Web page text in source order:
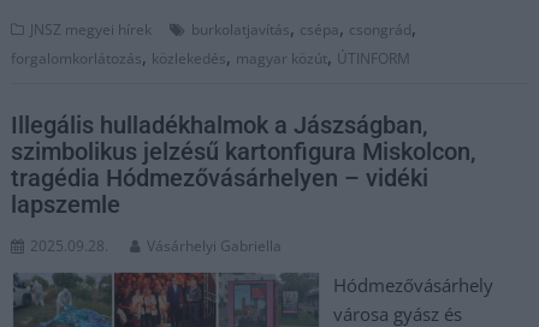
JNSZ megyei hírek burkolatjavítás, csépa, csongrád,
forgalomkorlátozás, közlekedés, magyar közút, ÚTINFORM
Illegális hulladékhalmok a Jászságban,
szimbolikus jelzésű kartonfigura Miskolcon,
tragédia Hódmezővásárhelyen – vidéki
lapszemle
2025.09.28. Vásárhelyi Gabriella
Hódmezővásárhely
városa gyász és